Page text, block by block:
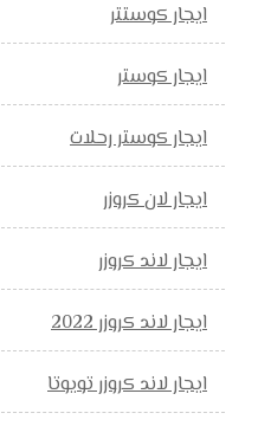
ايجار كوستتر
ايجار كوستر
ايجار كوستر رحلات
ايجار لان كروزر
ايجار لاند كروزر
ايجار لاند كروزر 2022
ايجار لاند كروزر تويوتا